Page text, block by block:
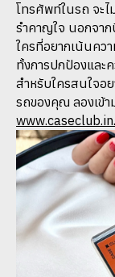
โทรศัพท์ในรถ จะไ
รำคาญใจ นอกจาก
ใครที่อยากเน้นควา
ทั้งการปกป้องและ
สำหรับใครสนใจอ
รถของคุณ ลองเข้